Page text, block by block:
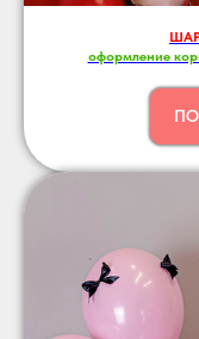
оформление